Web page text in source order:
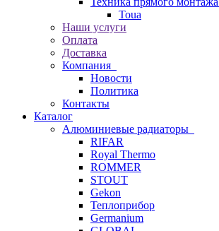
Toua
Наши услуги
Оплата
Доставка
Компания
Новости
Политика
Контакты
Каталог
Алюминиевые радиаторы
RIFAR
Royal Thermo
ROMMER
STOUT
Gekon
Теплоприбор
Germanium